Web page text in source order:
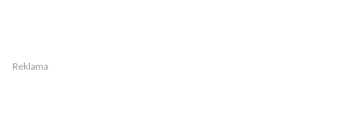
Reklama